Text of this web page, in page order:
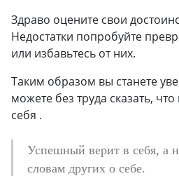
Здраво оцените свои
Недостатки попробуйте
или избавьтесь от них.
Таким образом вы станете
можете без труда сказать,
себя .
Успешный верит в себя, а
словам других о себе.